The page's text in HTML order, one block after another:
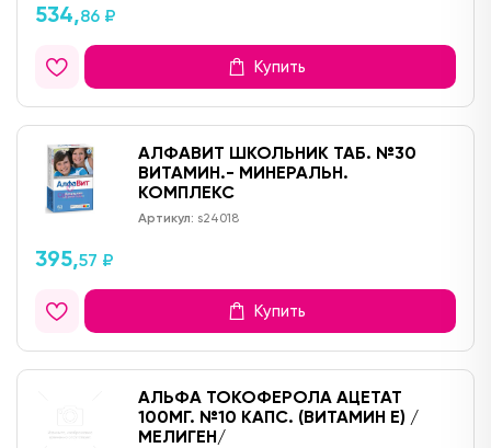
534,86 ₽
Купить
АЛФАВИТ ШКОЛЬНИК ТАБ. №30
ВИТАМИН.- МИНЕРАЛЬН.
КОМПЛЕКС
Артикул: s24018
395,57 ₽
Купить
АЛЬФА ТОКОФЕРОЛА АЦЕТАТ
100МГ. №10 КАПС. (ВИТАМИН Е) /
МЕЛИГЕН/